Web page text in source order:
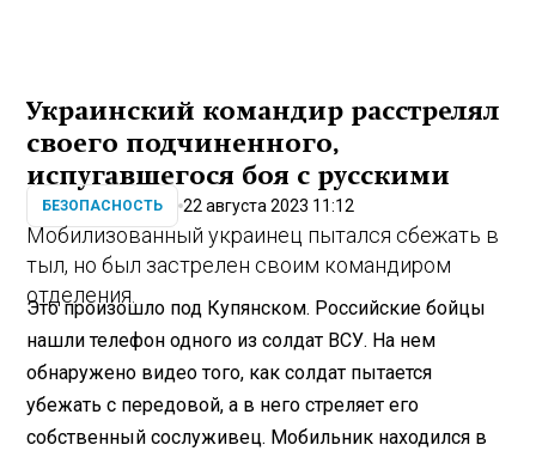
Украинский командир расстрелял
своего подчиненного,
испугавшегося боя с русскими
БЕЗОПАСНОСТЬ 22 августа 2023 11:12
Мобилизованный украинец пытался сбежать в
тыл, но был застрелен своим командиром
отделения.
Это произошло под Купянском. Российские бойцы
нашли телефон одного из солдат ВСУ. На нем
обнаружено видео того, как солдат пытается
убежать с передовой, а в него стреляет его
собственный сослуживец. Мобильник находился в